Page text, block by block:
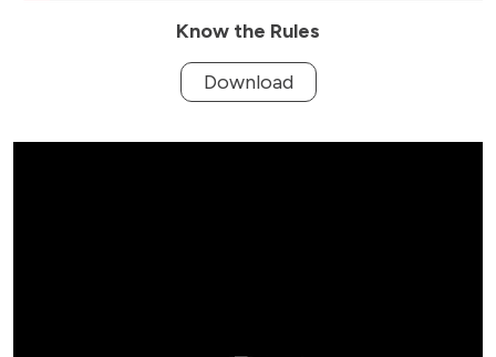
Know the Rules
Download